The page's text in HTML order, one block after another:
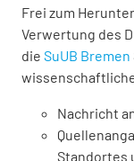
Frei zum
Verwertung des
die SuUB Bremen
Nachricht
Standortes